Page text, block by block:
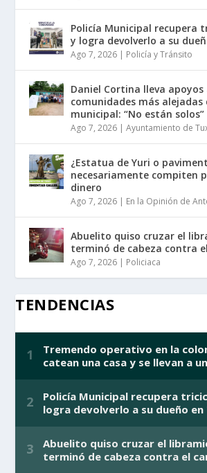
Policía Municipal recupera
y logra devolverlo a su
Ago 7, 2026 | Policía y Tránsito
Daniel Cortina lleva apoyos
comunidades más alejadas
municipal: “No están solos”
Ago 7, 2026 |Ayuntamiento de
¿Estatua de Yuri o
necesariamente compiten
dinero
Ago 7, 2026 | En la Opinión de
Abuelito quiso cruzar el
terminó de cabeza contra
Ago 7, 2026 | Policiaca
TENDENCIAS